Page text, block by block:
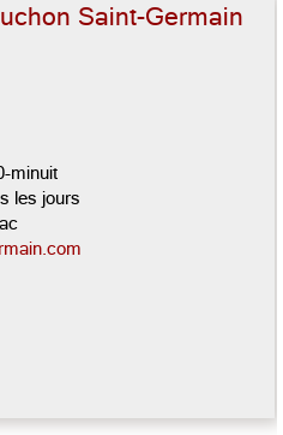
Saint-Germain
minuit
les jours